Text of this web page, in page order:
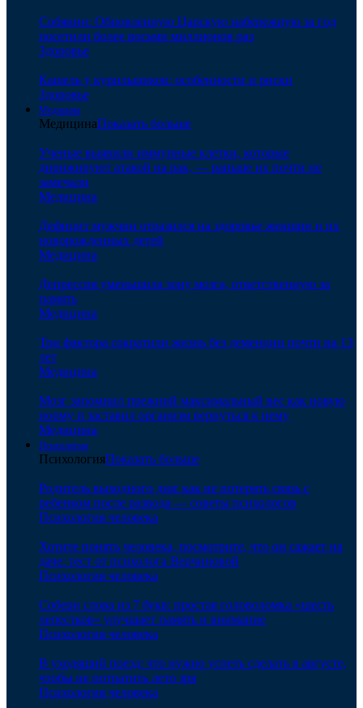
Собянин: Обновленную Царскую набережную за год
посетили более восьми миллионов раз
Здоровье
Кашель у курильщиков: особенности и риски
Здоровье
Медицина
МедицинаПоказать больше
Ученые выявили иммунные клетки, которые
дирижируют атакой на рак, — раньше их почти не
замечали
Медицина
Дефицит мужчин отразился на здоровье женщин и их
новорожденных детей
Медицина
Депрессия уменьшила зону мозга, ответственную за
память
Медицина
Три фактора сократили жизнь без деменции почти на 13
лет
Медицина
Мозг запомнил прежний максимальный вес как новую
норму и заставил организм вернуться к нему
Медицина
Психология
ПсихологияПоказать больше
Родитель выходного дня: как не потерять связь с
ребенком после развода — советы психологов
Психология человека
Хотите понять человека, посмотрите, что он сажает на
даче: тест от психолога Верчиновой
Психология человека
Собери слова из 7 букв: простая головоломка «шесть
лепестков» улучшает память и внимание
Психология человека
В уходящий поезд: что нужно успеть сделать в августе,
чтобы не потратить лето зря
Психология человека